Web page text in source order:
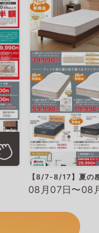
【8/7-8/17】夏の
08月07日〜08